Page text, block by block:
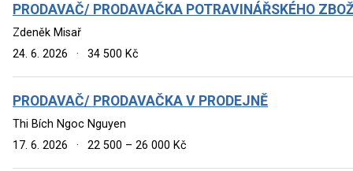
PRODAVAČ/ PRODAVAČKA POTRAVINÁŘSKÉHO
Zdeněk Misař
24. 6. 2026
· 34 500 Kč
PRODAVAČ/ PRODAVAČKA V PRODEJNĚ
Thi Bích Ngoc Nguyen
17. 6. 2026
· 22 500 – 26 000 Kč